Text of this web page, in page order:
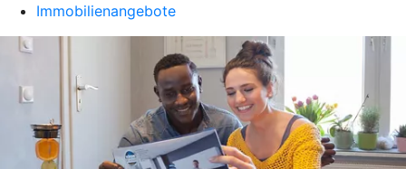
Immobilienangebote